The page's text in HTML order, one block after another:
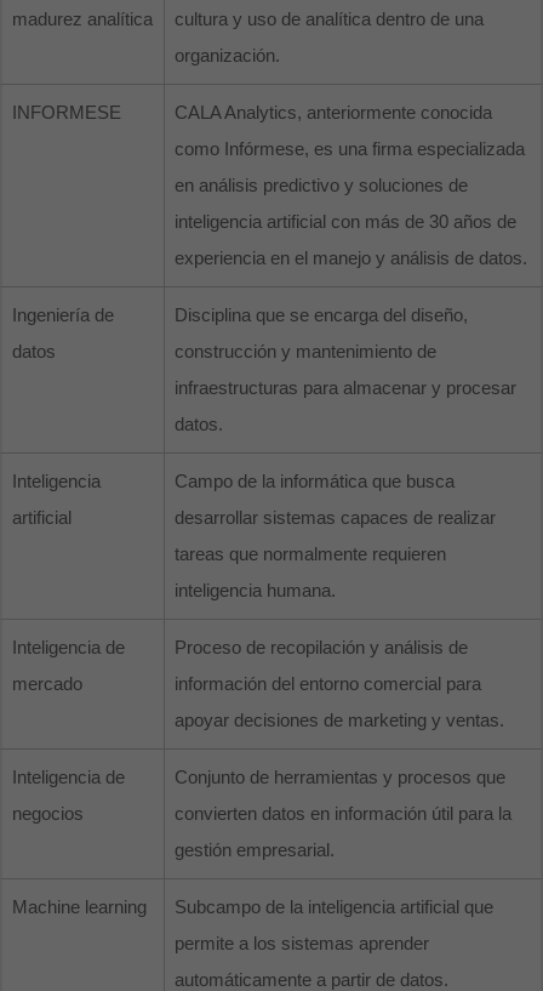
madurez analítica
cultura y uso de analítica dentro de una
organización.
INFORMESE
CALA Analytics, anteriormente conocida
como Infórmese, es una firma especializada
en análisis predictivo y soluciones de
inteligencia artificial con más de 30 años de
experiencia en el manejo y análisis de datos.
Ingeniería de
datos
Disciplina que se encarga del diseño,
construcción y mantenimiento de
infraestructuras para almacenar y procesar
datos.
Inteligencia
artificial
Campo de la informática que busca
desarrollar sistemas capaces de realizar
tareas que normalmente requieren
inteligencia humana.
Inteligencia de
mercado
Proceso de recopilación y análisis de
información del entorno comercial para
apoyar decisiones de marketing y ventas.
Inteligencia de
negocios
Conjunto de herramientas y procesos que
convierten datos en información útil para la
gestión empresarial.
Machine learning
Subcampo de la inteligencia artificial que
permite a los sistemas aprender
automáticamente a partir de datos.